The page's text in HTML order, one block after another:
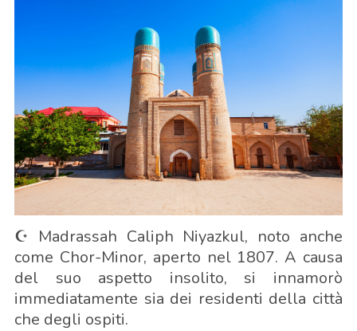
☪️ Madrassah Caliph Niyazkul, noto anche
come Chor-Minor, aperto nel 1807. A causa
del suo aspetto insolito, si innamorò
immediatamente sia dei residenti della città
che degli ospiti.